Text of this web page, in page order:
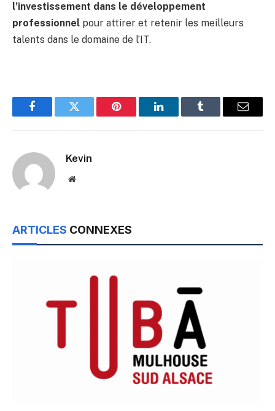
l’investissement dans le développement
professionnel pour attirer et retenir les meilleurs
talents dans le domaine de l’IT.
FacebookTwitter Pinterest LinkedInTumblr Email
Kevin
Website
ARTICLES CONNEXES